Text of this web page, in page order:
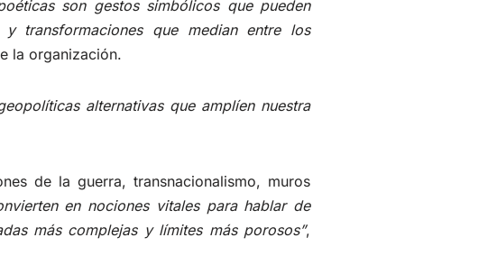
son gestos simbólicos que pueden
transformaciones que median entre los
la organización.
alternativas que amplíen nuestra
de la guerra, transnacionalismo, muros
en nociones vitales para hablar de
más complejas y límites más porosos”,